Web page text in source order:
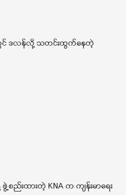
ဒလန်လို့ သတင်းထွက်နေတဲ့
ဖွဲ့စည်းထားတဲ့ KNA က ကျန်းမာရေး